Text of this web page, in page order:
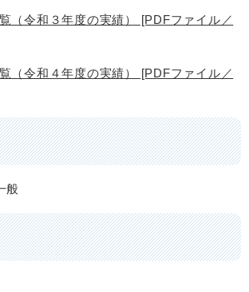
（令和３年度の実績） [PDFファイル／
（令和４年度の実績） [PDFファイル／
般